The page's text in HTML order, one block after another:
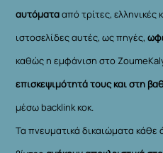
αυτόματααπό τρίτες, ελληνικές
ιστοσελίδες αυτές, ως πηγές,
καθώς η εμφάνιση στο
επισκεψιμότητά τους και στη
μέσω backlink κοκ.
Τα πνευματικά δικαιώματα κάθε